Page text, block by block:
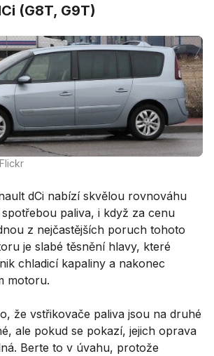
(G8T, G9T)
dCi nabízí skvělou rovnováhu
paliva, i když za cenu
z nejčastějších poruch tohoto
je slabé těsnění hlavy, které
chladicí kapaliny a nakonec
motoru.
že vstřikovače paliva jsou na druhé
ale pokud se pokazí, jejich oprava
Berte to v úvahu, protože